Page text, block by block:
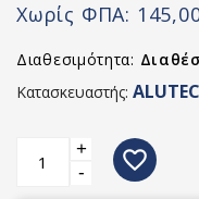
Χωρίς ΦΠΑ:
Διαθεσιμότητα:
Κατασκευαστής: ALUTEC
+
-
favorite_border